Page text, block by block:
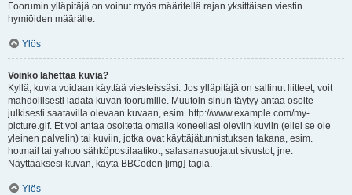
Foorumin ylläpitäjä on voinut myös määritellä rajan yksittäisen viestin
hymiöiden määrälle.
Ylös
Voinko lähettää kuvia?
Kyllä, kuvia voidaan käyttää viesteissäsi. Jos ylläpitäjä on sallinut liitteet, voit
mahdollisesti ladata kuvan foorumille. Muutoin sinun täytyy antaa osoite
julkisesti saatavilla olevaan kuvaan, esim. http://www.example.com/my-
picture.gif. Et voi antaa osoitetta omalla koneellasi oleviin kuviin (ellei se ole
yleinen palvelin) tai kuviin, jotka ovat käyttäjätunnistuksen takana, esim.
hotmail tai yahoo sähköpostilaatikot, salasanasuojatut sivustot, jne.
Näyttääksesi kuvan, käytä BBCoden [img]-tagia.
Ylös